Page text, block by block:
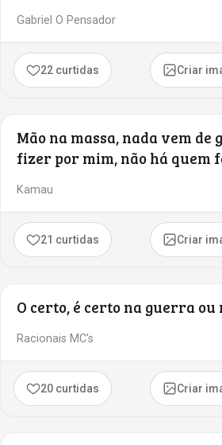
Gabriel O Pensador
22 curtidas Criar
Mão na massa, nada vem de
fizer por mim, não há quem
Kamau
21 curtidas Criar
O certo, é certo na guerra ou
Racionais MC's
20 curtidas Criar